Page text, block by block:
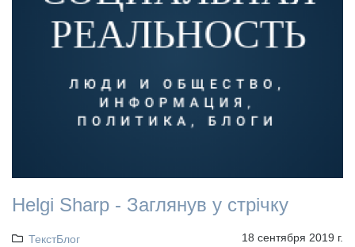
Helgi Sharp - Заглянув у стрічку
ТекстБлог 18 сентября 2019 г.